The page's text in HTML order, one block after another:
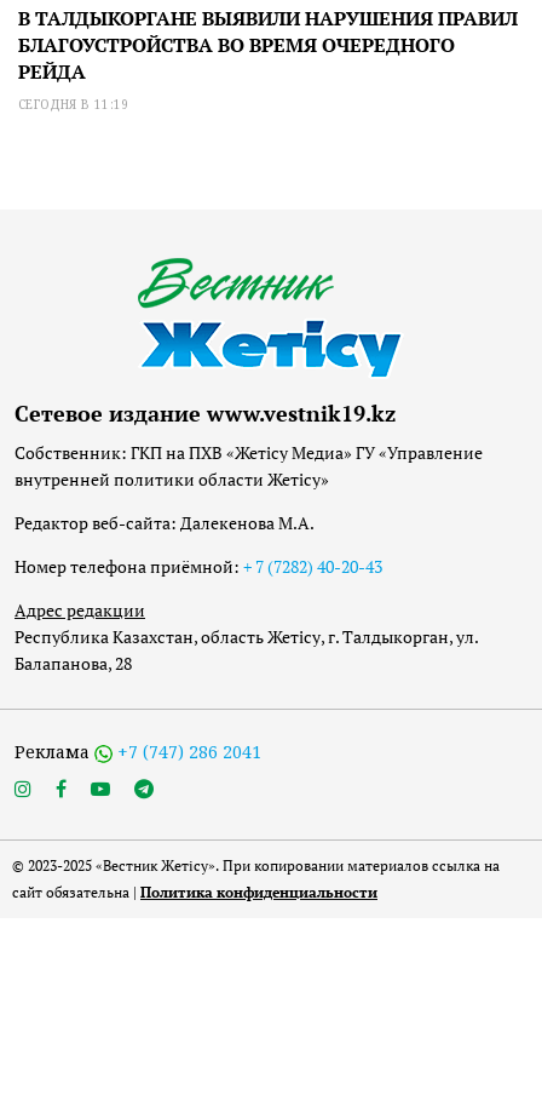
В ТАЛДЫКОРГАНЕ ВЫЯВИЛИ НАРУШЕНИЯ ПРАВИЛ
БЛАГОУСТРОЙСТВА ВО ВРЕМЯ ОЧЕРЕДНОГО
РЕЙДА
СЕГОДНЯ В 11:19
Сетевое издание www.vestnik19.kz
Собственник: ГКП на ПХВ «Жетісу Медиа» ГУ «Управление
внутренней политики области Жетісу»
Редактор веб-сайта: Далекенова М.А.
Номер телефона приёмной: + 7 (7282) 40-20-43
Адрес редакции
Республика Казахстан, область Жетісу, г. Талдыкорган, ул.
Балапанова, 28
Реклама +7 (747) 286 2041
© 2023-2025 «Вестник Жетісу». При копировании материалов ссылка на
сайт обязательна | Политика конфиденциальности